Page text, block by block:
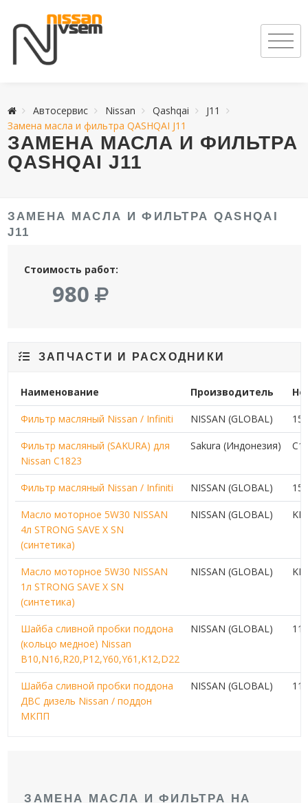
Автосервис Nissan Qashqai
J11
Замена масла и фильтра QASHQAI J11
ЗАМЕНА МАСЛА И ФИЛЬТРА
QASHQAI J11
ЗАМЕНА МАСЛА И ФИЛЬТРА QASHQAI
J11
Стоимость работ:
980
ЗАПЧАСТИ И РАСХОДНИКИ
Наименование Производитель
Фильтр масляный Nissan / Infiniti NISSAN (GLOBAL)
Фильтр масляный (SAKURA) для
Nissan C1823
Sakura (Индонезия)
Фильтр масляный Nissan / Infiniti NISSAN (GLOBAL)
Масло моторное 5W30 NISSAN
4л STRONG SAVE X SN
(синтетика)
NISSAN (GLOBAL)
Масло моторное 5W30 NISSAN
1л STRONG SAVE X SN
(синтетика)
NISSAN (GLOBAL)
Шайба сливной пробки поддона
(кольцо медное) Nissan
B10,N16,R20,P12,Y60,Y61,K12,D22
NISSAN (GLOBAL)
Шайба сливной пробки поддона
ДВС дизель Nissan / поддон
МКПП
NISSAN (GLOBAL)
ЗАМЕНА МАСЛА И ФИЛЬТРА НА